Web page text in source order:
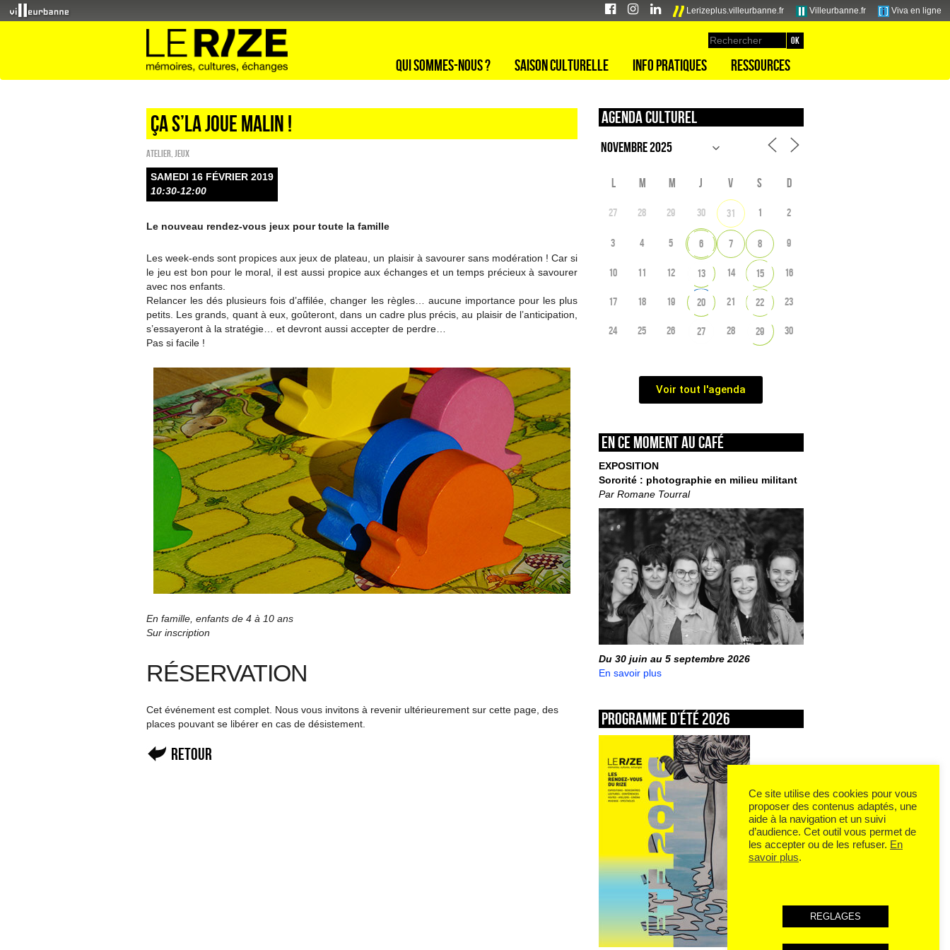
Lerizeplus.villeurbanne.fr Villeurbanne.fr Viva en ligne
Qui sommes-nous ? Saison culturelle Info pratiques Ressources
Ça s’la joue malin !
Atelier Jeux
SAMEDI 16 FÉVRIER 2019
10:30-12:00
Le nouveau rendez-vous jeux pour toute la famille
Les week-ends sont propices aux jeux de plateau, un plaisir à savourer sans modération ! Car si
le jeu est bon pour le moral, il est aussi propice aux échanges et un temps précieux à savourer
avec nos enfants.
Relancer les dés plusieurs fois d’affilée, changer les règles… aucune importance pour les plus
petits. Les grands, quant à eux, goûteront, dans un cadre plus précis, au plaisir de l’anticipation,
s’essayeront à la stratégie… et devront aussi accepter de perdre…
Pas si facile !
En famille, enfants de 4 à 10 ans
Sur inscription
RÉSERVATION
Cet événement est complet. Nous vous invitons à revenir ultérieurement sur cette page, des
places pouvant se libérer en cas de désistement.
Retour
Agenda culturel
L M M J V S D
27 28 29 30 31 1 2
3 4 5 6 7 8 9
10 11 12 13 14 15 16
17 18 19 20 21 22 23
24 25 26 27 28 29 30
Voir tout l'agenda
En ce moment au café
EXPOSITION
Sororité : photographie en milieu militant
Par Romane Tourral
Du 30 juin au 5 septembre 2026
En savoir plus
Programme d’été 2026
Ce site utilise des cookies pour vous
proposer des contenus adaptés, une
aide à la navigation et un suivi
d’audience. Cet outil vous permet de
les accepter ou de les refuser. En
savoir plus.
REGLAGES